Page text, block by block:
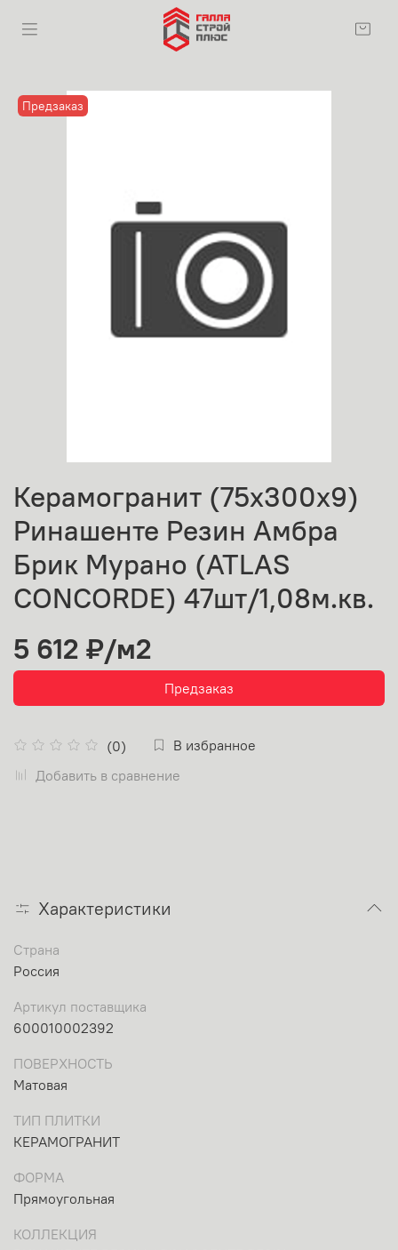
Предзаказ
Керамогранит (75х300х9)
Ринашенте Резин Амбра
Брик Мурано (ATLAS
CONCORDE) 47шт/1,08м.кв.
(0)
В избранное
Добавить в сравнение
5 612 ₽/м2
Предзаказ
Характеристики
Страна
Россия
Артикул поставщика
600010002392
ПОВЕРХНОСТЬ
Матовая
ТИП ПЛИТКИ
КЕРАМОГРАНИТ
ФОРМА
Прямоугольная
КОЛЛЕКЦИЯ